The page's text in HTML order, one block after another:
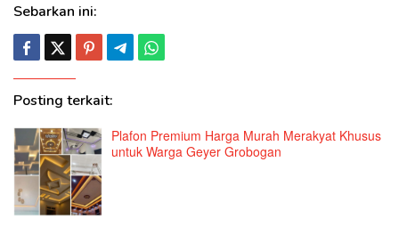
Sebarkan ini:
Posting terkait:
Plafon Premium Harga Murah Merakyat Khusus
untuk Warga Geyer Grobogan